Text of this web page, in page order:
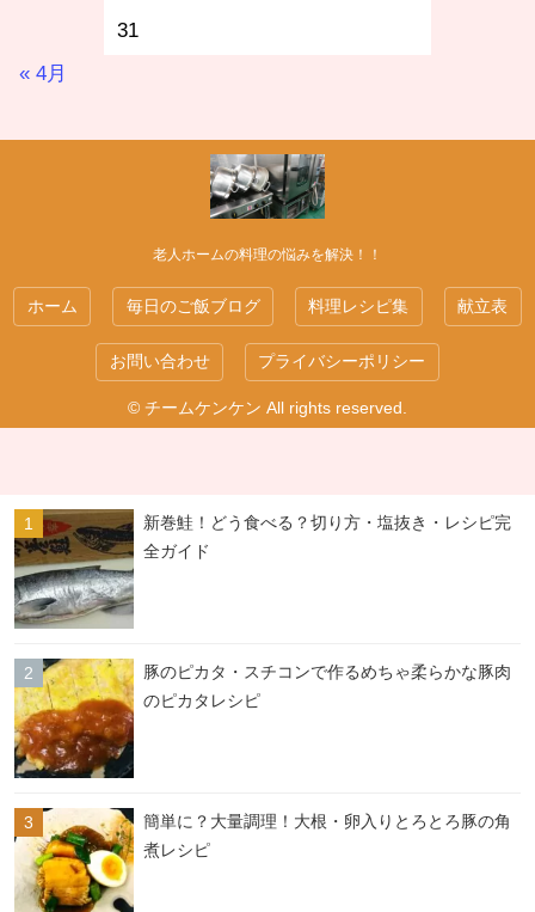
31
« 4月
老人ホームの料理の悩みを解決！！
ホーム 毎日のご飯ブログ 料理レシピ集 献立表
お問い合わせ プライバシーポリシー
© チームケンケン All rights reserved.
新巻鮭！どう食べる？切り方・塩抜き・レシピ完
全ガイド
豚のピカタ・スチコンで作るめちゃ柔らかな豚肉
のピカタレシピ
簡単に？大量調理！大根・卵入りとろとろ豚の角
煮レシピ